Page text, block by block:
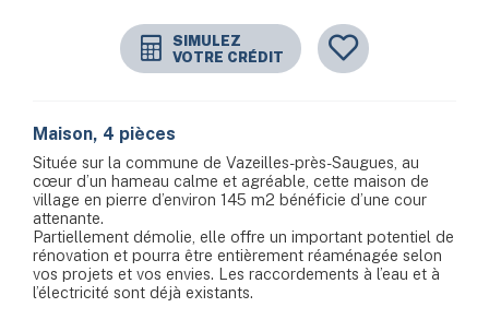
SIMULEZ
VOTRE CRÉDIT
Maison, 4 pièces
Située sur la commune de Vazeilles-près-Saugues, au
cœur d’un hameau calme et agréable, cette maison de
village en pierre d’environ 145 m2 bénéficie d’une cour
attenante.
Partiellement démolie, elle offre un important potentiel de
rénovation et pourra être entièrement réaménagée selon
vos projets et vos envies. Les raccordements à l’eau et à
l’électricité sont déjà existants.